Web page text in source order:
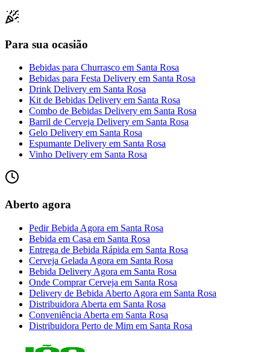
Para sua ocasião
Bebidas para Churrasco em Santa Rosa
Bebidas para Festa Delivery em Santa Rosa
Drink Delivery em Santa Rosa
Kit de Bebidas Delivery em Santa Rosa
Combo de Bebidas Delivery em Santa Rosa
Barril de Cerveja Delivery em Santa Rosa
Gelo Delivery em Santa Rosa
Espumante Delivery em Santa Rosa
Vinho Delivery em Santa Rosa
Aberto agora
Pedir Bebida Agora em Santa Rosa
Bebida em Casa em Santa Rosa
Entrega de Bebida Rápida em Santa Rosa
Cerveja Gelada Agora em Santa Rosa
Bebida Delivery Agora em Santa Rosa
Onde Comprar Cerveja em Santa Rosa
Delivery de Bebida Aberto Agora em Santa Rosa
Distribuidora Aberta em Santa Rosa
Conveniência Aberta em Santa Rosa
Distribuidora Perto de Mim em Santa Rosa